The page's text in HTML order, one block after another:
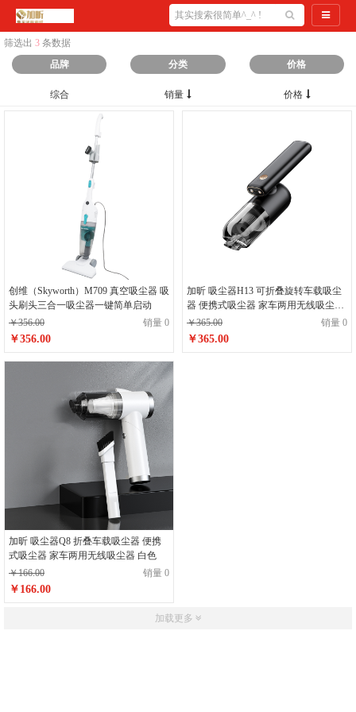
导航切
筛选出 3 条数据
品牌
分类 价格
综合 销量 价格
创维（Skyworth）M709 真空吸尘器 吸
头刷头三合一吸尘器一键简单启动
￥356.00
销量 0
￥356.00
加昕 吸尘器H13 可折叠旋转车载吸尘
器 便携式吸尘器 家车两用无线吸尘器
黑色
￥365.00 销量 0
￥365.00
加昕 吸尘器Q8 折叠车载吸尘器 便携
式吸尘器 家车两用无线吸尘器 白色
￥166.00
销量 0
￥166.00
加载更多